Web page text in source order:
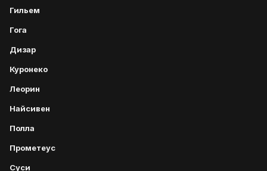
Гильем
Гога
Дизар
Куронеко
Леорин
Найсивен
Полла
Прометеус
Суси